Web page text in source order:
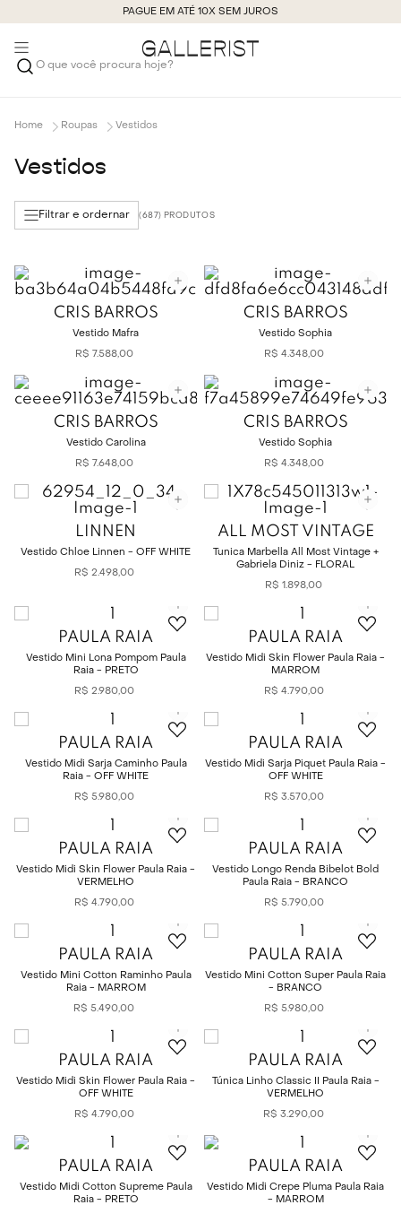
PAGUE EM ATÉ 10X SEM JUROS
O que você procura hoje?
Roupas Vestidos
Vestidos
Filtrar e ordernar 687
CRIS BARROS
Vestido Mafra
R$ 7.588,00
CRIS BARROS
Vestido Sophia
R$ 4.348,00
CRIS BARROS
Vestido Carolina
R$ 7.648,00
CRIS BARROS
Vestido Sophia
R$ 4.348,00
LINNEN
Vestido Chloe Linnen - OFF WHITE
R$ 2.498,00
ALL MOST VINTAGE
Tunica Marbella All Most Vintage +
Gabriela Diniz - FLORAL
R$ 1.898,00
PAULA RAIA
Vestido Mini Lona Pompom Paula
Raia - PRETO
R$ 2.980,00
PAULA RAIA
Vestido Midi Skin Flower Paula Raia -
MARROM
R$ 4.790,00
PAULA RAIA
Vestido Midi Sarja Caminho Paula
Raia - OFF WHITE
R$ 5.980,00
PAULA RAIA
Vestido Midi Sarja Piquet Paula Raia -
OFF WHITE
R$ 3.570,00
PAULA RAIA
Vestido Midi Skin Flower Paula Raia -
VERMELHO
R$ 4.790,00
PAULA RAIA
Vestido Longo Renda Bibelot Bold
Paula Raia - BRANCO
R$ 5.790,00
PAULA RAIA
Vestido Mini Cotton Raminho Paula
Raia - MARROM
R$ 5.490,00
PAULA RAIA
Vestido Mini Cotton Super Paula Raia
- BRANCO
R$ 5.980,00
PAULA RAIA
Vestido Midi Skin Flower Paula Raia -
OFF WHITE
R$ 4.790,00
PAULA RAIA
Túnica Linho Classic II Paula Raia -
VERMELHO
R$ 3.290,00
PAULA RAIA
Vestido Midi Cotton Supreme Paula
Raia - PRETO
PAULA RAIA
Vestido Midi Crepe Pluma Paula Raia
- MARROM